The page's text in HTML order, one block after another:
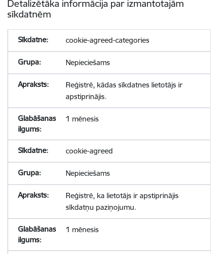
Detalizētāka informācija par izmantotajām
sīkdatnēm
cookie-agreed-categories
Nepieciešams
Reģistrē, kādas sīkdatnes lietotājs ir
apstiprinājis.
1 mēnesis
cookie-agreed
Nepieciešams
Reģistrē, ka lietotājs ir apstiprinājis
sīkdatņu paziņojumu.
1 mēnesis